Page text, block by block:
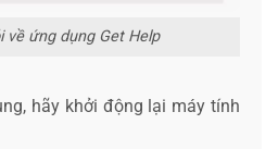
về ứng dụng Get Help
hãy khởi động lại máy tính